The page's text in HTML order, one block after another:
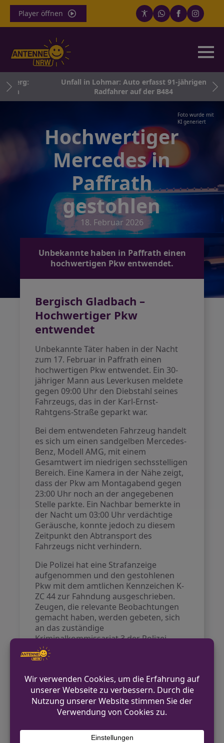
Player öffnen
Unfall in Lohmar: Auto erfasst 91-jährigen
Radfahrer auf der B484
Foto wurde mit
KI generiert
Hochwertiger
Mercedes in
Paffrath
gestohlen
18. Februar 2026
Unbekannte haben in Paffrath einen
hochwertigen Pkw entwendet.
Bergisch Gladbach –
Hochwertiger Pkw
entwendet
Unbekannte Täter haben in der Nacht
zum 17. Februar in Paffrath einen
hochwertigen Pkw entwendet. Ein 30-
jähriger Mann aus Leverkusen meldete
gegen 09:00 Uhr den Diebstahl seines
Fahrzeugs, das in der Karl-Ernst-
Rahtgens-Straße geparkt war.
Bei dem entwendeten Fahrzeug handelt
es sich um einen sandgelben Mercedes-
Benz, Modell AMG, mit einem
Gesamtwert im niedrigen sechsstelligen
Bereich. Eine Kamera in der Nähe zeigt,
dass der Pkw am Montagabend gegen
23:00 Uhr noch an der angegebenen
Stelle parkte. Ein Nachbar bemerkte in
der Nacht um 03:00 Uhr verdächtige
Geräusche, konnte jedoch zu diesem
Zeitpunkt den Abtransport des
Fahrzeugs nicht verhindern.
Die Polizei hat eine Strafanzeige
aufgenommen und den gestohlenen
Pkw mit dem amtlichen Kennzeichen K-
ZC 44 zur Fahndung ausgeschrieben.
Zeugen, die relevante Beobachtungen
gemacht haben, werden gebeten, sich
an das zuständige
Kriminalkommissariat 3 der Polizei
Rheinisch-Bergischer Kreis zu wenden.
VORHERIGER BEITRAG
Kerken: Einbruch in Ladenlokal mit
Diebstahl von Tabakwaren
NÄCHSTER BEITRAG
Trickdieb entwendet Bargeld aus Kasse in
Radevormwald